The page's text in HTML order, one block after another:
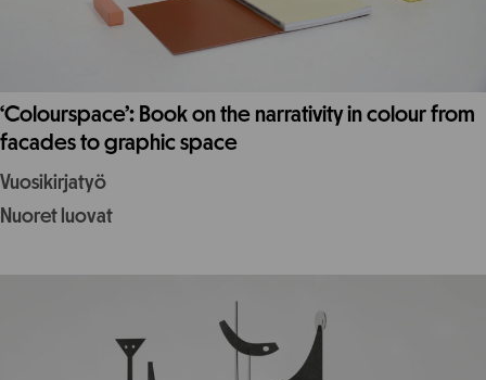
‘Colourspace’: Book on the narrativity in colour from
facades to graphic space
Vuosikirjatyö
Nuoret luovat